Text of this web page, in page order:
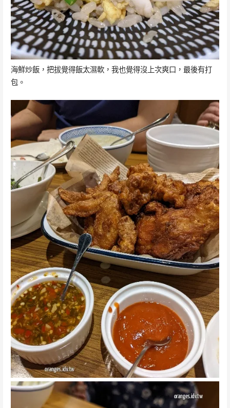
海鮮炒飯，把拔覺得飯太濕軟，我也覺得沒上次爽口，最後有打
包。